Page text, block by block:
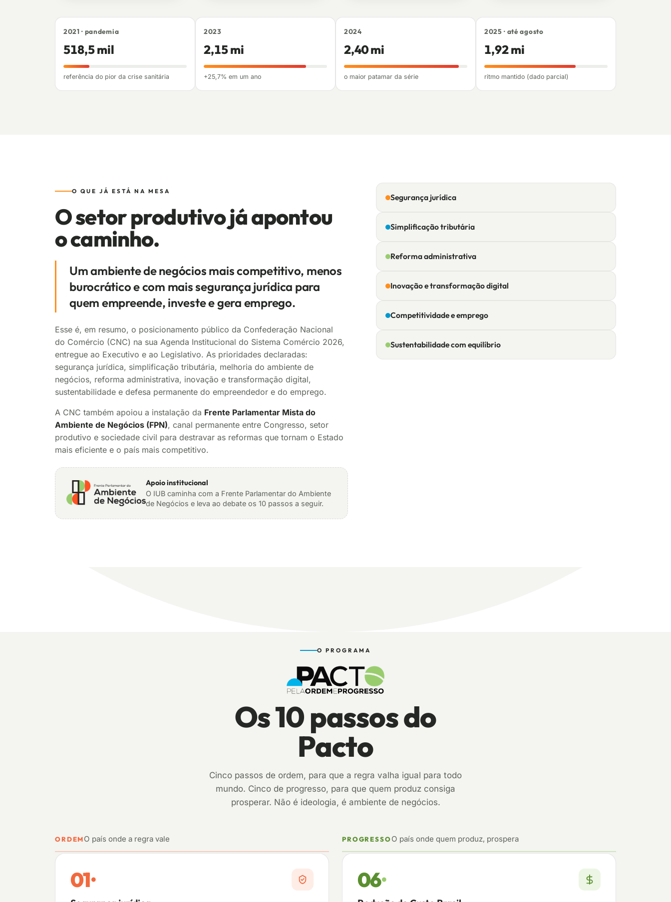
2021 · pandemia
518,5 mil
referência do pior da crise sanitária
2023
2,15 mi
+25,7% em um ano
2024
2,40 mi
o maior patamar da série
2025 · até agosto
1,92 mi
ritmo mantido (dado parcial)
O QUE JÁ ESTÁ NA MESA
O setor produtivo já apontou
o caminho.
Um ambiente de negócios mais competitivo, menos
burocrático e com mais segurança jurídica para
quem empreende, investe e gera emprego.
Esse é, em resumo, o posicionamento público da Confederação Nacional
do Comércio (CNC) na sua Agenda Institucional do Sistema Comércio 2026,
entregue ao Executivo e ao Legislativo. As prioridades declaradas:
segurança jurídica, simplificação tributária, melhoria do ambiente de
negócios, reforma administrativa, inovação e transformação digital,
sustentabilidade e defesa permanente do empreendedor e do emprego.
A CNC também apoiou a instalação da Frente Parlamentar Mista do
Ambiente de Negócios (FPN), canal permanente entre Congresso, setor
produtivo e sociedade civil para destravar as reformas que tornam o Estado
mais eficiente e o país mais competitivo.
Apoio institucional
O IUB caminha com a Frente Parlamentar do Ambiente
de Negócios e leva ao debate os 10 passos a seguir.
Segurança jurídica
Simplificação tributária
Reforma administrativa
Inovação e transformação digital
Competitividade e emprego
Sustentabilidade com equilíbrio
O PROGRAMA
Os 10 passos do
Pacto
Cinco passos de ordem, para que a regra valha igual para todo
mundo. Cinco de progresso, para que quem produz consiga
prosperar. Não é ideologia, é ambiente de negócios.
ORDEMO país onde a regra vale
01·
PROGRESSOO país onde quem produz, prospera
06·